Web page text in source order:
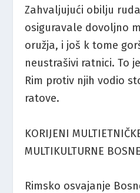
Zahvaljujući obilju
osiguravale dovoljno
oružja, i još k tome
neustrašivi ratnici. To
Rim protiv njih vodio
ratove.
KORIJENI
MULTIKULTURNE BOSNE
Rimsko osvajanje